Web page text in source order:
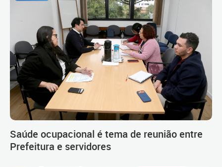
Saúde ocupacional é tema de reunião entre
Prefeitura e servidores